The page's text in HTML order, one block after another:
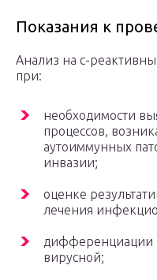
Показания к
Анализ на с-
при:
необходимости
процессов,
аутоиммунных
инвазии;
оценке
лечения
дифференциации
вирусной;